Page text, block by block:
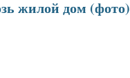
жилой дом (фото)